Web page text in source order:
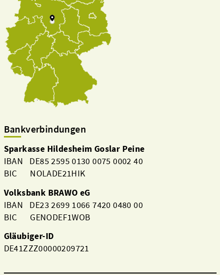
Bankverbindungen
Sparkasse Hildesheim Goslar Peine
IBAN DE85 2595 0130 0075 0002 40
BIC NOLADE21HIK
Volksbank BRAWO eG
IBAN DE23 2699 1066 7420 0480 00
BIC GENODEF1WOB
Gläubiger-ID
DE41ZZZ00000209721